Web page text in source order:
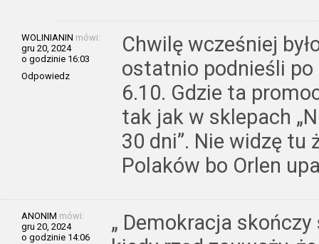
WOLINIANIN mówi:
gru 20, 2024
o godzinie 16:03
Odpowiedz
Chwilę wcześniej
ostatnio podnieśli po
6.10. Gdzie ta
tak jak w sklepach
30 dni”. Nie widzę tu
Polaków bo Orlen
ANONIM mówi:
gru 20, 2024
o godzinie 14:06
„ Demokracja